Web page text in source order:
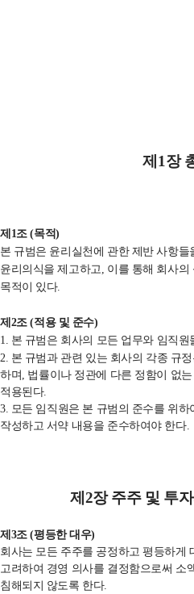
제 1장
제 1 조(목적)
본 규범은 윤리실천에 관한 제반 사항들
윤리의식을 제고하고
이를 통해 회사의
목적이 있다.
제 2조(적용 및 준수)
1. 본 규범은 회사의 모든 업무와 임직원
2. 본 규범과 관련 있는 회사의 각종 규
하며
법률이나 정관에 다른 정함이 없
적용된다.
3. 모든 임직원은 본 규범의 준수를 위
작성하고 서약 내용을 준수하여야 한다.
제 2장 주주 및 투
제 3조(평등한 대우)
회사는 모든 주주를 공정하고 평등하게
고려하여 경영 의사를 결정함으로써 소
침해되지 않도록 한다.